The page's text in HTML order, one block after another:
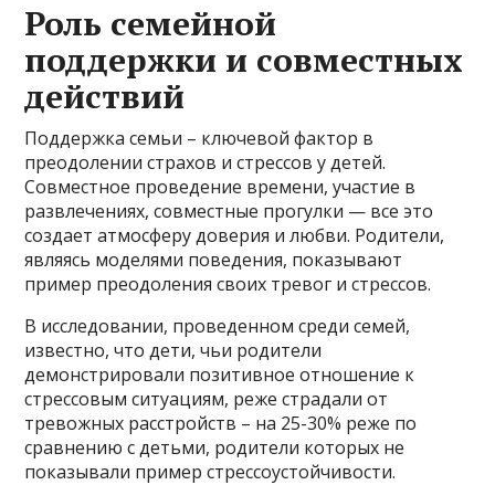
Роль семейной
поддержки и совместных
действий
Поддержка семьи – ключевой фактор в
преодолении страхов и стрессов у детей.
Совместное проведение времени, участие в
развлечениях, совместные прогулки — все это
создает атмосферу доверия и любви. Родители,
являясь моделями поведения, показывают
пример преодоления своих тревог и стрессов.
В исследовании, проведенном среди семей,
известно, что дети, чьи родители
демонстрировали позитивное отношение к
стрессовым ситуациям, реже страдали от
тревожных расстройств – на 25-30% реже по
сравнению с детьми, родители которых не
показывали пример стрессоустойчивости.